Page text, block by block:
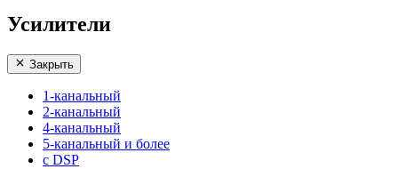
Усилители
Закрыть
1-канальный
2-канальный
4-канальный
5-канальный и более
с DSP